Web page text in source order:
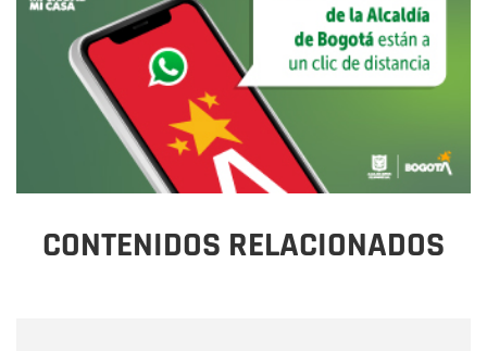
CONTENIDOS RELACIONADOS